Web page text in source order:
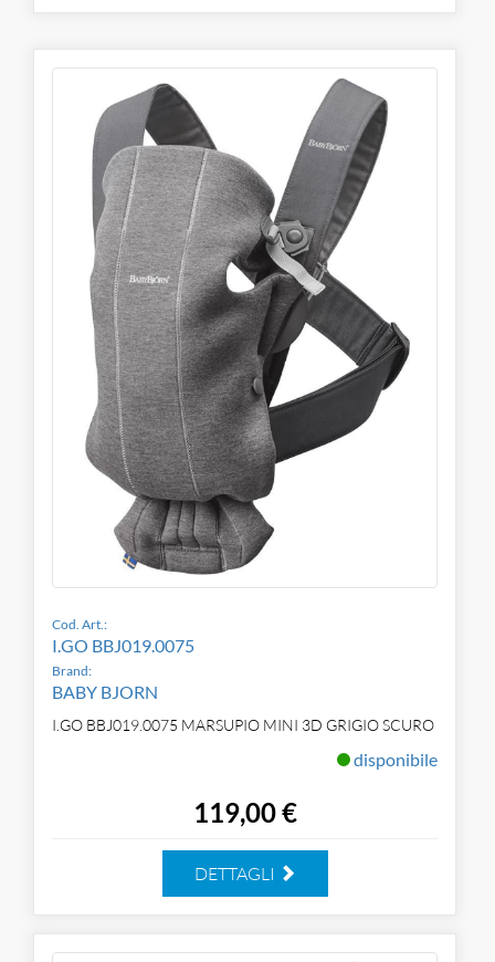
Cod. Art.:
I.GO BBJ019.0075
Brand:
BABY BJORN
I.GO BBJ019.0075 MARSUPIO MINI 3D GRIGIO SCURO
disponibile
119,00 €
DETTAGLI